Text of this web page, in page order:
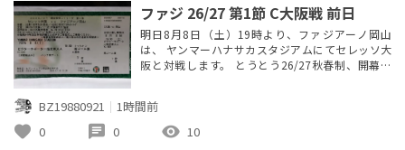
ファジ 26/27 第1節 C大阪戦 前日
明日8月8日（土）19時より、ファジアーノ岡山
は、 ヤンマーハナサカスタジアムにてセレッソ大
阪と対戦します。 とうとう26/27秋春制、開幕で
ように順位に影響するのか全く予想出来ませんが
まずは第20節まで日本代表ウィークで試合が無い週
もありますが、 J2降格圏外の17位以上を目指して
BZ19880921 ｜ 1時間前
favorite 0 chat 0 visibility 10